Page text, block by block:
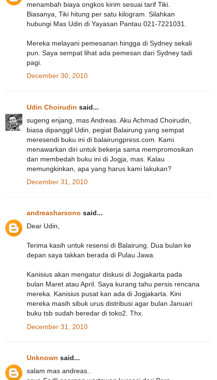
menambah biaya ongkos kirim sesuai tarif Tiki.
Biasanya, Tiki hitung per satu kilogram. Silahkan
hubungi Mas Udin di Yayasan Pantau 021-7221031.
Mereka melayani pemesanan hingga di Sydney sekali
pun. Saya sempat lihat ada pemesan dari Sydney tadi
pagi.
December 30, 2010
Udin Choirudin said...
sugeng enjang, mas Andreas. Aku Achmad Choirudin,
biasa dipanggil Udin, pegiat Balairung yang sempat
meresendi buku ini di balairungpress.com. Kami
menawarkan diri untuk bekerja sama mempromosikan
dan membedah buku ini di Jogja, mas. Kalau
memungkinkan, apa yang harus kami lakukan?
December 31, 2010
andreasharsono said...
Dear Udin,
Terima kasih untuk resensi di Balairung. Dua bulan ke
depan saya takkan berada di Pulau Jawa.
Kanisius akan mengatur diskusi di Jogjakarta pada
bulan Maret atau April. Saya kurang tahu persis rencana
mereka. Kanisius pusat kan ada di Jogjakarta. Kini
mereka masih sibuk urus distribusi agar bulan Januari
buku tsb sudah beredar di toko2. Thx.
December 31, 2010
Unknown said...
salam mas andreas..